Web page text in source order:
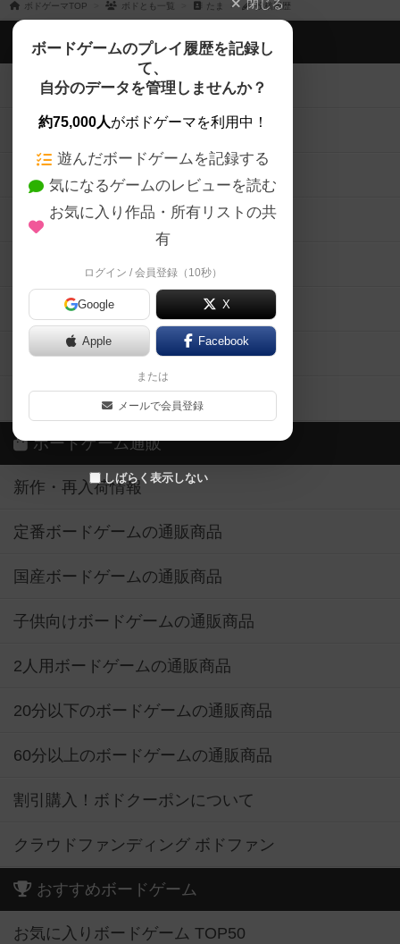
ボドゲーマTOP ボドとも一覧 たま 投稿履歴
閉じる
ボードゲームのプレイ履歴を記録し
て、
自分のデータを管理しませんか？
約75,000人がボドゲーマを利用中！
遊んだボードゲームを記録する
気になるゲームのレビューを読む
お気に入り作品・所有リストの共
有
ログイン / 会員登録（10秒）
Google X
Apple Facebook
または
メールで会員登録
しばらく表示しない
ボドゲーマTOP
ボードゲームを検索する
ボードゲームの新着レビュー
ボードゲーム会情報
メカニクス特集
掲示板・トピックス
ボドとも・会員一覧
ボードゲーム業界コラム
ボドゲーマご利用案内
ボードゲーム通販
新作・再入荷情報
定番ボードゲームの通販商品
国産ボードゲームの通販商品
子供向けボードゲームの通販商品
2人用ボードゲームの通販商品
20分以下のボードゲームの通販商品
60分以上のボードゲームの通販商品
割引購入！ボドクーポンについて
クラウドファンディング ボドファン
おすすめボードゲーム
お気に入りボードゲーム TOP50